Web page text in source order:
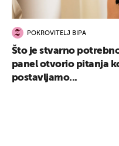
POKROVITELJ BIPA
Što je stvarno
panel otvorio pitanja
postavljamo...